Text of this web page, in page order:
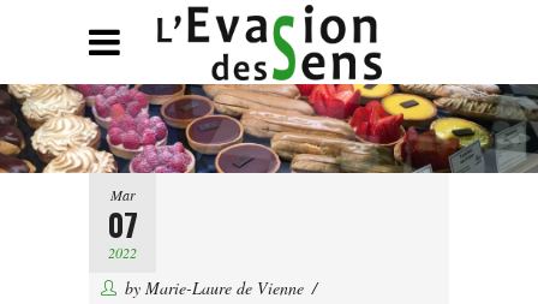
Mar
07
2022
by Marie-Laure de Vienne